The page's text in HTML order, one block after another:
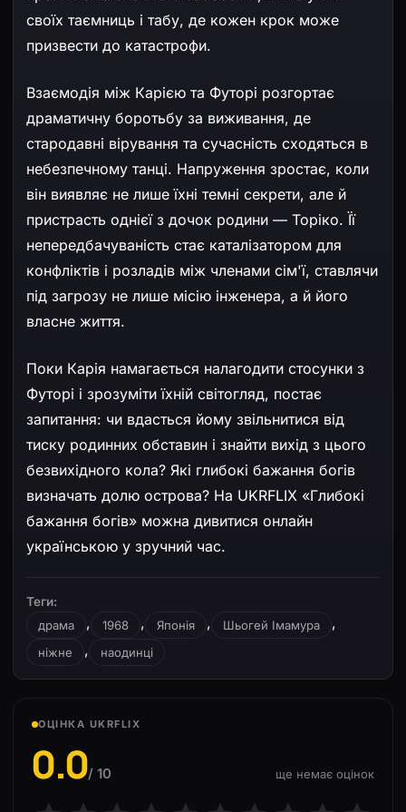
своїх таємниць і табу, де кожен крок може
призвести до катастрофи.
Взаємодія між Карією та Футорі розгортає
драматичну боротьбу за виживання, де
стародавні вірування та сучасність сходяться в
небезпечному танці. Напруження зростає, коли
він виявляє не лише їхні темні секрети, але й
пристрасть однієї з дочок родини — Торіко. Її
непередбачуваність стає каталізатором для
конфліктів і розладів між членами сім'ї, ставлячи
під загрозу не лише місію інженера, а й його
власне життя.
Поки Карія намагається налагодити стосунки з
Футорі і зрозуміти їхній світогляд, постає
запитання: чи вдасться йому звільнитися від
тиску родинних обставин і знайти вихід з цього
безвихідного кола? Які глибокі бажання богів
визначать долю острова? На UKRFLIX «Глибокі
бажання богів» можна дивитися онлайн
українською у зручний час.
Теги:
драма
, 1968 , Японія , Шьогей Імамура ,
ніжне , наодинці
ОЦІНКА UKRFLIX
0.0/ 10 ще немає оцінок